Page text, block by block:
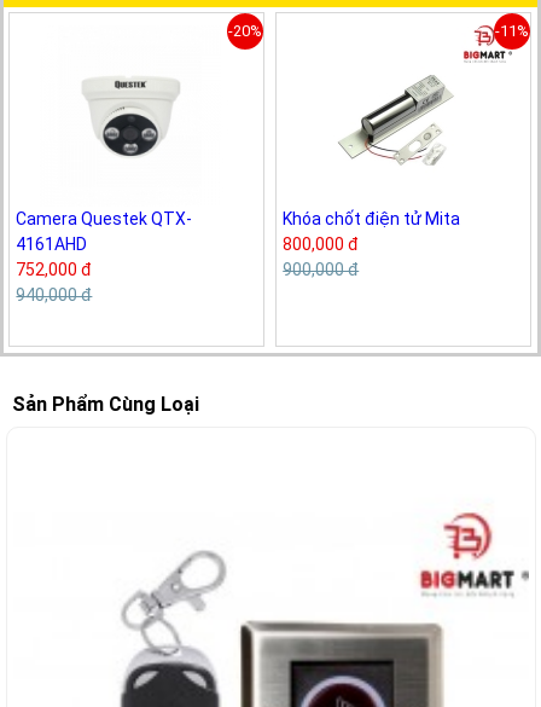
-20%
Camera Questek QTX-
4161AHD
752,000 đ
940,000 đ
-11%
Khóa chốt điện tử Mita
800,000 đ
900,000 đ
Sản Phẩm Cùng Loại